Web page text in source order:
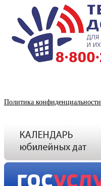
Политика конфиденциальности